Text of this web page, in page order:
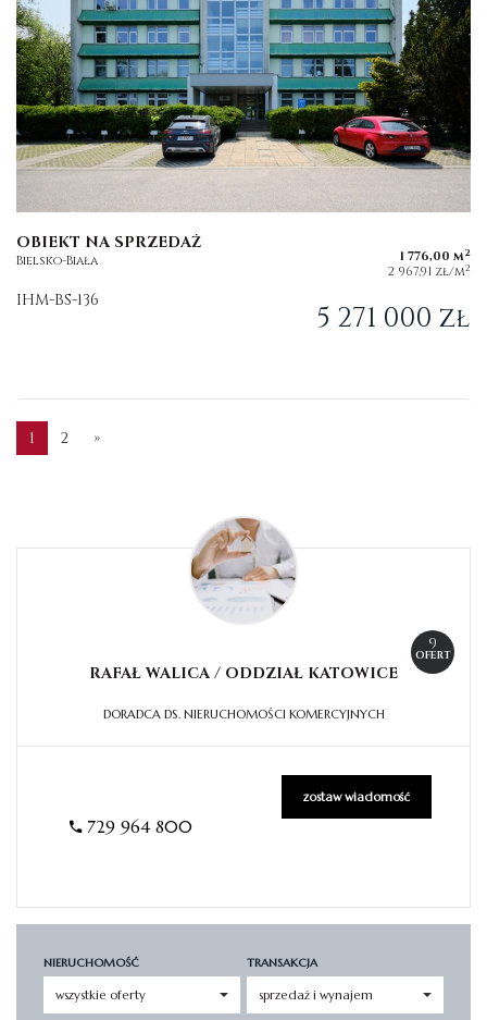
OBIEKT NA SPRZEDAŻ
Bielsko-Biała 1 776,00 m2
2 967,91 zł/m2
IHM-BS-136 5 271 000 zł
1 2 »
9
OFERT
RAFAŁ WALICA / ODDZIAŁ KATOWICE
DORADCA DS. NIERUCHOMOŚCI KOMERCYJNYCH
729 964 800
zostaw wiadomość
NIERUCHOMOŚĆ TRANSAKCJA